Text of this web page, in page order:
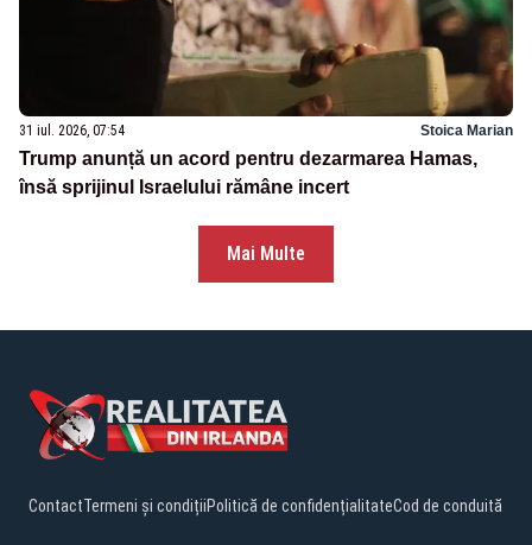
31 iul. 2026, 07:54 Stoica Marian
Trump anunță un acord pentru dezarmarea Hamas,
însă sprijinul Israelului rămâne incert
Mai Multe
ContactTermeni și condițiiPolitică de confidențialitateCod de conduită